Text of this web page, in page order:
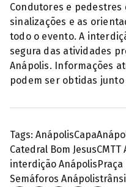
Condutores e
sinalizações e as
todo o evento. A
segura das atividades
Anápolis. Informações
podem ser obtidas junto
Tags: AnápolisCapa
Catedral Bom JesusCMTT
interdição AnápolisPraça
Semáforos Anápolis